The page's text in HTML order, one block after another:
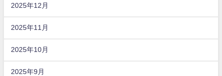
2025年12月
2025年11月
2025年10月
2025年9月